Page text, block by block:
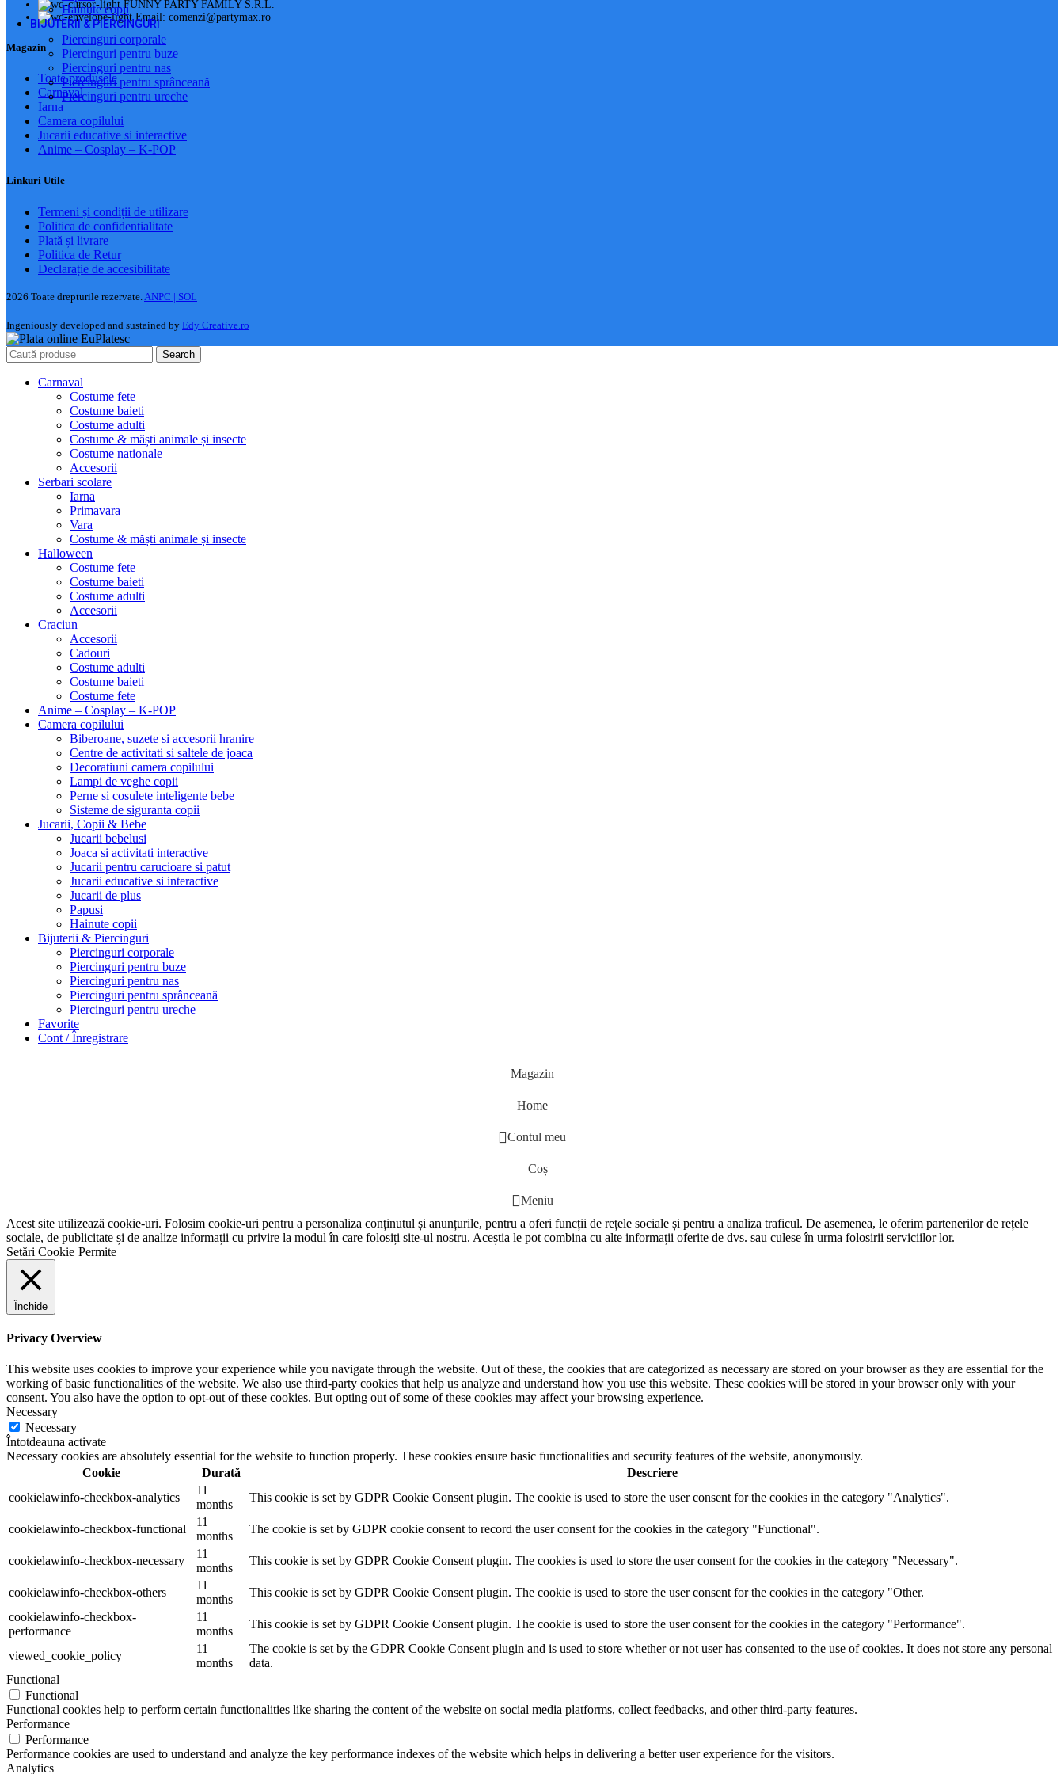
Hainute copii
BIJUTERII & PIERCINGURI
Piercinguri corporale
Piercinguri pentru buze
Piercinguri pentru nas
Piercinguri pentru sprânceană
Piercinguri pentru ureche
FUNNY PARTY FAMILY S.R.L.
Email: comenzi@partymax.ro
Magazin
Toate produsele
Carnaval
Iarna
Camera copilului
Jucarii educative si interactive
Anime – Cosplay – K‑POP
Linkuri Utile
Termeni și condiții de utilizare
Politica de confidentialitate
Plată și livrare
Politica de Retur
Declarație de accesibilitate
2026 Toate drepturile rezervate. ANPC | SOL
Ingeniously developed and sustained by Edy Creative.ro
Search
Carnaval
Costume fete
Costume baieti
Costume adulti
Costume & măști animale și insecte
Costume nationale
Accesorii
Serbari scolare
Iarna
Primavara
Vara
Costume & măști animale și insecte
Halloween
Costume fete
Costume baieti
Costume adulti
Accesorii
Craciun
Accesorii
Cadouri
Costume adulti
Costume baieti
Costume fete
Anime – Cosplay – K‑POP
Camera copilului
Biberoane, suzete si accesorii hranire
Centre de activitati si saltele de joaca
Decoratiuni camera copilului
Lampi de veghe copii
Perne si cosulete inteligente bebe
Sisteme de siguranta copii
Jucarii, Copii & Bebe
Jucarii bebelusi
Joaca si activitati interactive
Jucarii pentru carucioare si patut
Jucarii educative si interactive
Jucarii de plus
Papusi
Hainute copii
Bijuterii & Piercinguri
Piercinguri corporale
Piercinguri pentru buze
Piercinguri pentru nas
Piercinguri pentru sprânceană
Piercinguri pentru ureche
Favorite
Cont / Înregistrare
Magazin
Home
Contul meu
Coș
Meniu
Acest site utilizează cookie-uri. Folosim cookie-uri pentru a personaliza conținutul și anunțurile, pentru a oferi funcții de rețele sociale și pentru a analiza traficul. De asemenea, le oferim partenerilor de rețele
sociale, de publicitate și de analize informații cu privire la modul în care folosiți site-ul nostru. Aceștia le pot combina cu alte informații oferite de dvs. sau culese în urma folosirii serviciilor lor.
Setări Cookie Permite
Închide
Privacy Overview
This website uses cookies to improve your experience while you navigate through the website. Out of these, the cookies that are categorized as necessary are stored on your browser as they are essential for the
working of basic functionalities of the website. We also use third-party cookies that help us analyze and understand how you use this website. These cookies will be stored in your browser only with your
consent. You also have the option to opt-out of these cookies. But opting out of some of these cookies may affect your browsing experience.
Necessary
Necessary
Întotdeauna activate
Necessary cookies are absolutely essential for the website to function properly. These cookies ensure basic functionalities and security features of the website, anonymously.
Cookie
Durată
Descriere
cookielawinfo-checkbox-analytics
11
months
This cookie is set by GDPR Cookie Consent plugin. The cookie is used to store the user consent for the cookies in the category "Analytics".
cookielawinfo-checkbox-functional
11
months
The cookie is set by GDPR cookie consent to record the user consent for the cookies in the category "Functional".
cookielawinfo-checkbox-necessary
11
months
This cookie is set by GDPR Cookie Consent plugin. The cookies is used to store the user consent for the cookies in the category "Necessary".
cookielawinfo-checkbox-others
11
months
This cookie is set by GDPR Cookie Consent plugin. The cookie is used to store the user consent for the cookies in the category "Other.
cookielawinfo-checkbox-
performance
11
months
This cookie is set by GDPR Cookie Consent plugin. The cookie is used to store the user consent for the cookies in the category "Performance".
viewed_cookie_policy
11
months
The cookie is set by the GDPR Cookie Consent plugin and is used to store whether or not user has consented to the use of cookies. It does not store any personal
data.
Functional
Functional
Functional cookies help to perform certain functionalities like sharing the content of the website on social media platforms, collect feedbacks, and other third-party features.
Performance
Performance
Performance cookies are used to understand and analyze the key performance indexes of the website which helps in delivering a better user experience for the visitors.
Analytics